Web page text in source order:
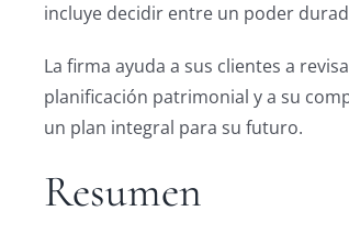
incluye decidir entre un poder
La firma ayuda a sus clientes a
planificación patrimonial y a su
un plan integral para su futuro.
Resumen